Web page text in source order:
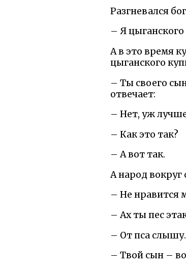
Разгневался
– Я цыганского
А в это время
цыганского
– Ты своего
отвечает:
– Нет, уж
– Как это так?
– А вот так.
А народ вокруг
– Не нравится
– Ах ты пес
– От пса слышу.
– Твой сын –